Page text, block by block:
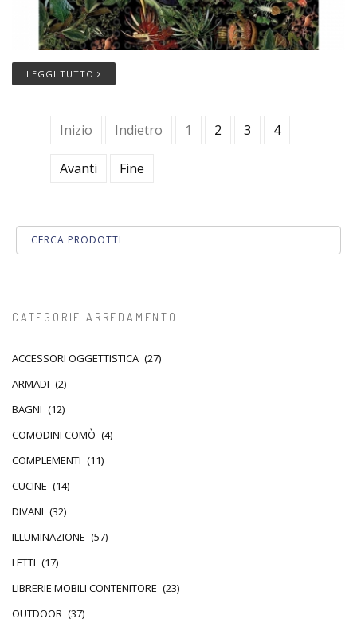
LEGGI TUTTO
Inizio Indietro 1 2 3 4
Avanti Fine
CATEGORIE ARREDAMENTO
ACCESSORI OGGETTISTICA (27)
ARMADI (2)
BAGNI (12)
COMODINI COMÒ (4)
COMPLEMENTI (11)
CUCINE (14)
DIVANI (32)
ILLUMINAZIONE (57)
LETTI (17)
LIBRERIE MOBILI CONTENITORE (23)
OUTDOOR (37)